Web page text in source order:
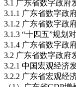
3.1 广东省数字政府
3.1.1 广东省数字政
3.1.2 广东省数字政
3.1.3 “十四五”规划
3.1.4 广东省数字政
3.2 广东省数字政府
3.2.1 中国宏观经济
3.2.2 广东省宏观经